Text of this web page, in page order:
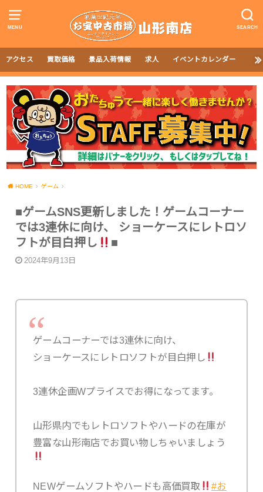
MENU SEARCH
アクセス 買取価格 景品入荷情報 求人 イベントカレンダー
HOME ゲーム
■ゲームSNS更新しました！ゲームコーナー
では3連休に向け、 ショーケースにレトロソ
フトが目白押し
■
2024年9月13日
ゲームコーナーでは3連休に向け、
ショーケースにレトロソフトが目白押し
3連休企画Wプライスでお得になってます。
山形県内でもレトロソフトやハードの在庫が
豊富な山形南店でお買い物しちゃいましょう
NEWゲームソフトやハードも高価買取
#お